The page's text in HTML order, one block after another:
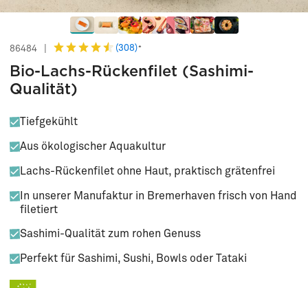
86484 (308)*
Bio-Lachs-Rückenfilet (Sashimi-
Qualität)
Tiefgekühlt
Aus ökologischer Aquakultur
Lachs-Rückenfilet ohne Haut, praktisch grätenfrei
In unserer Manufaktur in Bremerhaven frisch von Hand
filetiert
Sashimi-Qualität zum rohen Genuss
Perfekt für Sashimi, Sushi, Bowls oder Tataki